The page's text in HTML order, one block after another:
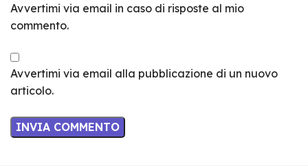
Avvertimi via email in caso di risposte al mio
commento.
Avvertimi via email alla pubblicazione di un nuovo
articolo.